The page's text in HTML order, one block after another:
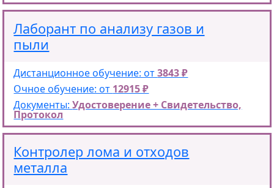
Лаборант по анализу газов и
пыли
Дистанционное обучение: от3843 ₽
Очное обучение: от 12915 ₽
Документы:Удостоверение + Свидетельство,
Протокол
Контролер лома и отходов
металла